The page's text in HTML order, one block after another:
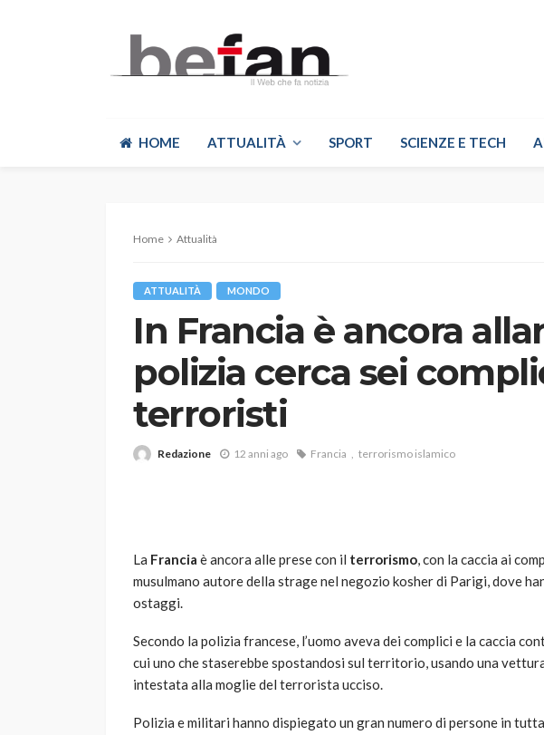
HOME ATTUALITÀ SPORT SCIENZE E TECH
Home Attualità
ATTUALITÀ MONDO
In Francia è ancora
polizia cerca sei
terroristi
Redazione 12 anni ago Francia terrorismo islamico
La Francia è ancora alle prese con il terrorismo, con la caccia ai
musulmano autore della strage nel negozio kosher di Parigi, dove
ostaggi.
Secondo la polizia francese, l’uomo aveva dei complici e la caccia
cui uno che staserebbe spostandosi sul territorio, usando una
intestata alla moglie del terrorista ucciso.
Polizia e militari hanno dispiegato un gran numero di persone in
VARIE
scegliere per il tuo prato
god 1 anno ago 785